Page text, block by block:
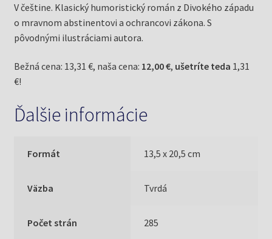
V češtine. Klasický humoristický román z Divokého západu
o mravnom abstinentovi a ochrancovi zákona. S
pôvodnými ilustráciami autora.
Bežná cena: 13,31 €, naša cena: 12,00 €, ušetríte teda 1,31
€!
Ďalšie informácie
Formát 13,5 x 20,5 cm
Väzba Tvrdá
Počet strán 285